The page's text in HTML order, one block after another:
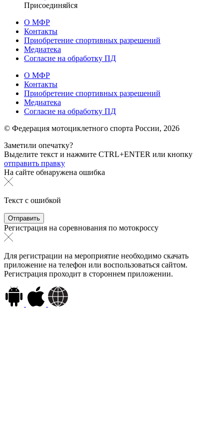
Присоединяйся
О МФР
Контакты
Приобретение спортивных разрешений
Медиатека
Согласие на обработку ПД
О МФР
Контакты
Приобретение спортивных разрешений
Медиатека
Согласие на обработку ПД
© Федерация мотоциклетного спорта России, 2026
Заметили опечатку?
Выделите текст и нажмите CTRL+ENTER или кнопку
отправить правку
На сайте обнаружена ошибка
Текст с ошибкой
Регистрация на соревнования по мотокроссу
Для регистрации на мероприятие необходимо скачать
приложение на телефон или воспользоваться сайтом.
Регистрация проходит в стороннем приложении.